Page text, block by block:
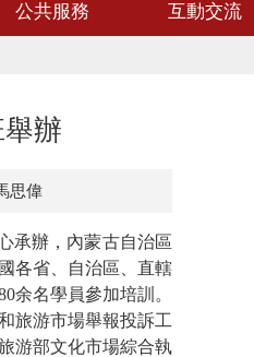
公共服務 互動交流
辦
思偉
承辦，內蒙古自治區
各省、自治區、直轄
余名學員參加培訓。
旅游市場舉報投訴工
游部文化市場綜合執